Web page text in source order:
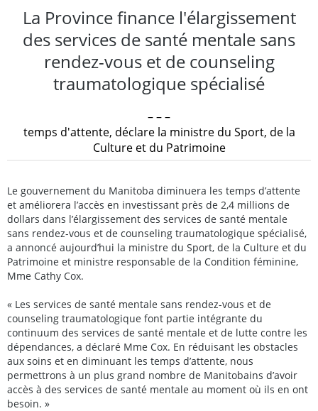
La Province finance l'élargissement
des services de santé mentale sans
rendez-vous et de counseling
traumatologique spécialisé
– – –
temps d'attente, déclare la ministre du Sport, de la
Culture et du Patrimoine
Le gouvernement du Manitoba diminuera les temps d’attente
et améliorera l’accès en investissant près de 2,4 millions de
dollars dans l’élargissement des services de santé mentale
sans rendez-vous et de counseling traumatologique spécialisé,
a annoncé aujourd’hui la ministre du Sport, de la Culture et du
Patrimoine et ministre responsable de la Condition féminine,
Mme Cathy Cox.
« Les services de santé mentale sans rendez-vous et de
counseling traumatologique font partie intégrante du
continuum des services de santé mentale et de lutte contre les
dépendances, a déclaré Mme Cox. En réduisant les obstacles
aux soins et en diminuant les temps d’attente, nous
permettrons à un plus grand nombre de Manitobains d’avoir
accès à des services de santé mentale au moment où ils en ont
besoin. »